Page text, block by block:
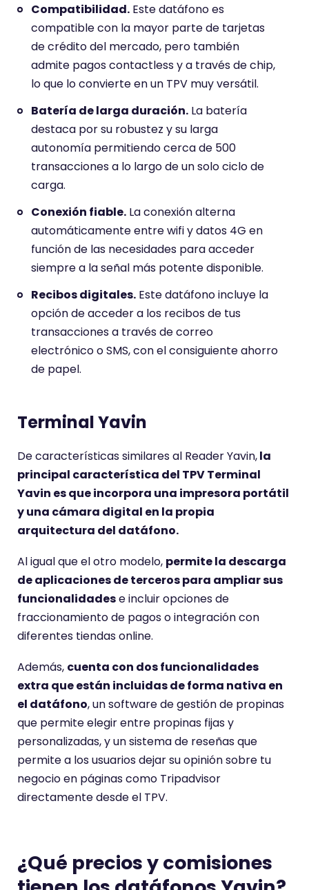
Compatibilidad. Este datáfono es
compatible con la mayor parte de tarjetas
de crédito del mercado, pero también
admite pagos contactless y a través de chip,
lo que lo convierte en un TPV muy versátil.
Batería de larga duración. La batería
destaca por su robustez y su larga
autonomía permitiendo cerca de 500
transacciones a lo largo de un solo ciclo de
carga.
Conexión fiable. La conexión alterna
automáticamente entre wifi y datos 4G en
función de las necesidades para acceder
siempre a la señal más potente disponible.
Recibos digitales. Este datáfono incluye la
opción de acceder a los recibos de tus
transacciones a través de correo
electrónico o SMS, con el consiguiente ahorro
de papel.
Terminal Yavin
De características similares al Reader Yavin,la
principal característica del TPV Terminal
Yavin es que incorpora una impresora portátil
y una cámara digital en la propia
arquitectura del datáfono.
Al igual que el otro modelo, permite la descarga
de aplicaciones de terceros para ampliar sus
funcionalidadese incluir opciones de
fraccionamiento de pagos o integración con
diferentes tiendas online.
Además, cuenta con dos funcionalidades
extra que están incluidas de forma nativa en
el datáfono, un software de gestión de propinas
que permite elegir entre propinas fijas y
personalizadas, y un sistema de reseñas que
permite a los usuarios dejar su opinión sobre tu
negocio en páginas como Tripadvisor
directamente desde el TPV.
¿Qué precios y comisiones